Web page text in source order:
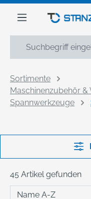
springen
Sortimente
Maschinenzubehör
Spannwerkzeuge
45 Artikel gefunden